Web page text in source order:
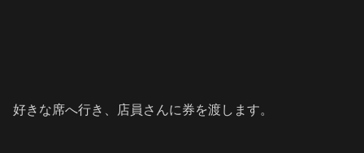
好きな席へ行き、店員さんに券を渡します。